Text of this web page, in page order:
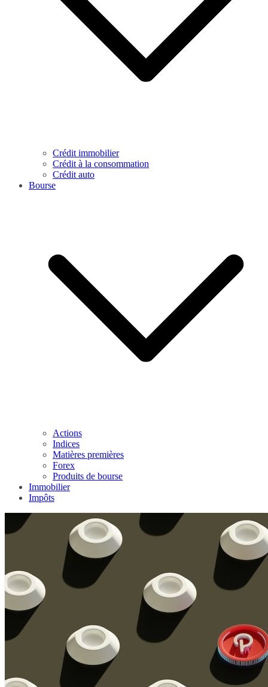
Crédit immobilier
Crédit à la consommation
Crédit auto
Bourse
Actions
Indices
Matières premières
Forex
Produits de bourse
Immobilier
Impôts